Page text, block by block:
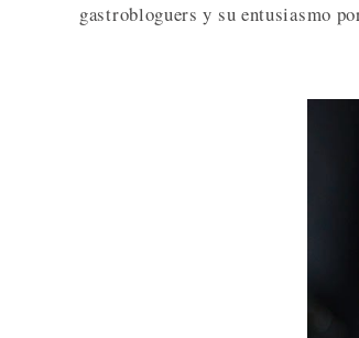
gastrobloguers y su entusiasmo